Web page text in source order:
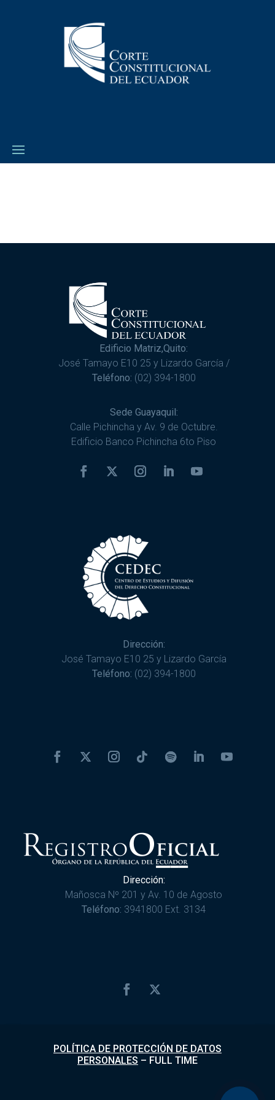
Edificio Matriz,Quito:
José Tamayo E10 25 y Lizardo García /
Teléfono: (02) 394-1800
Sede Guayaquil:
Calle Pichincha y Av. 9 de Octubre.
Edificio Banco Pichincha 6to Piso
Dirección:
José Tamayo E10 25 y Lizardo García
Teléfono: (02) 394-1800
Dirección:
Mañosca Nº 201 y Av. 10 de Agosto
Teléfono: 3941800 Ext. 3134
POLÍTICA DE PROTECCIÓN DE DATOS
PERSONALES – FULL TIME